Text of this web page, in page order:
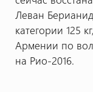
Леван
категории 125
Армении по
на Рио-2016.